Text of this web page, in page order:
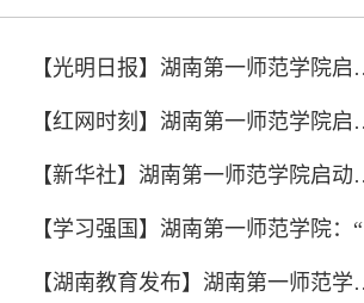
【光明日报】湖南第一师范学院启动馆课...
【红网时刻】湖南第一师范学院启动2026...
【新华社】湖南第一师范学院启动馆课一...
【学习强国】湖南第一师范学院：“传承...
【湖南教育发布】湖南第一师范学院：“...